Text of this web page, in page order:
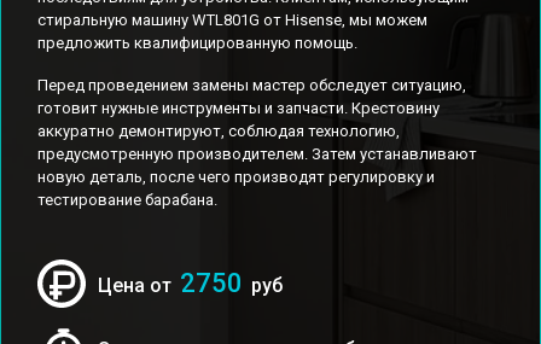
стиральную машину WTL801G от Hisense, мы можем
предложить квалифицированную помощь.
Перед проведением замены мастер обследует ситуацию,
готовит нужные инструменты и запчасти. Крестовину
аккуратно демонтируют, соблюдая технологию,
предусмотренную производителем. Затем устанавливают
новую деталь, после чего производят регулировку и
тестирование барабана.
Цена от 2750 руб